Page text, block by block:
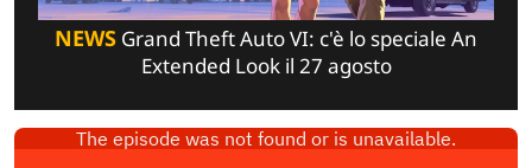
NEWS Grand Theft Auto VI: c'è lo speciale An
Extended Look il 27 agosto